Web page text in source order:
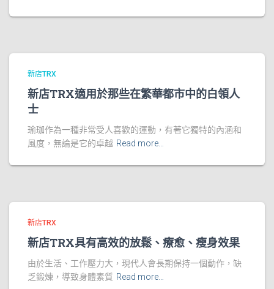
新店TRX
新店TRX適用於那些在繁華都市中的白領人
士
瑜珈作為一種非常受人喜歡的運動，有著它獨特的內涵和
風度，無論是它的卓越 Read more…
新店TRX
新店TRX具有高效的放鬆、療愈、瘦身效果
由於生活、工作壓力大，現代人會長期保持一個動作，缺
乏鍛煉，導致身體素質 Read more…